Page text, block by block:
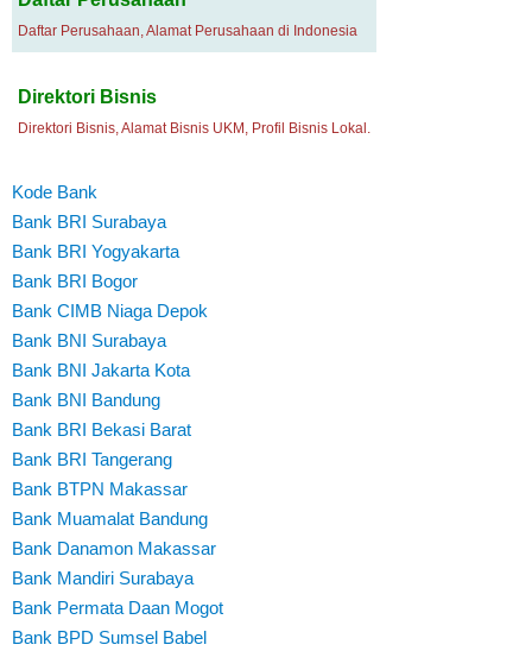
Daftar Perusahaan, Alamat Perusahaan di Indonesia
Direktori Bisnis
Direktori Bisnis, Alamat Bisnis UKM, Profil Bisnis Lokal.
Kode Bank
Bank BRI Surabaya
Bank BRI Yogyakarta
Bank BRI Bogor
Bank CIMB Niaga Depok
Bank BNI Surabaya
Bank BNI Jakarta Kota
Bank BNI Bandung
Bank BRI Bekasi Barat
Bank BRI Tangerang
Bank BTPN Makassar
Bank Muamalat Bandung
Bank Danamon Makassar
Bank Mandiri Surabaya
Bank Permata Daan Mogot
Bank BPD Sumsel Babel